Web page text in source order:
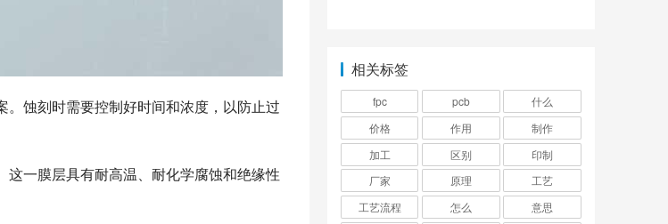
蚀刻时需要控制好时间和浓度，以防止过
一膜层具有耐高温、耐化学腐蚀和绝缘性
相关标签
fpc pcb
什么
价格
作用
制作
加工
区别
印制
厂家
原理
工艺
工艺流程
怎么
意思